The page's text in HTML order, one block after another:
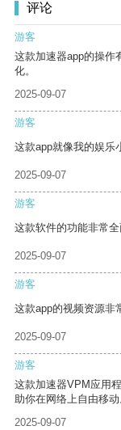
评论
游客
这款加速器app的操作
化。
2025-09-07
游客
这款app就像我的娱乐
2025-09-07
游客
这款软件的功能非常全
2025-09-07
游客
这款app的视频资源非
2025-09-07
游客
这款加速器VPM应用
助你在网络上自由移动
2025-09-07